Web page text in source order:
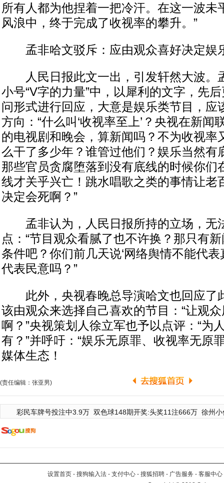
所有人都为他捏着一把冷汗。在这一波未
风浪中，终于完成了收视率的攀升。”
孟非哈文驳斥：应由观众喜好决定娱
人民日报此文一出，引发轩然大波。
小号“V字的力量”中，以犀利的文字，先
问形式进行回应，大意是娱乐类节目，应
方向：“什么叫‘收视率至上’？央视在新闻
的电视剧和晚会，算新闻吗？不为收视率
么干了多少年？谁管过他们？娱乐当然有
那些官员贪腐堕落到没有底线的时候你们
线才关乎兴亡！跳水唱歌之类的事情让老
决定会死啊？”
孟非认为，人民日报所持的立场，无
点：“节目观众看腻了也不许换？那只有
条件吧？你们前几天说‘网络舆情不能代表
代表民意吗？”
此外，央视春晚总导演哈文也回应了
该由观众来选择自己喜欢的节目：“让观
啊？”央视策划人徐立军也予以点评：“为
有？”并呼吁：“娱乐无原罪、收视率无原
媒体生态！
(责任编辑：张亚男)
彩民车牌号投注中3.9万 双色球148期开奖:头奖11注666万 徐州
设置首页 - 搜狗输入法 - 支付中心 - 搜狐招聘 - 广告服务 - 客服中心